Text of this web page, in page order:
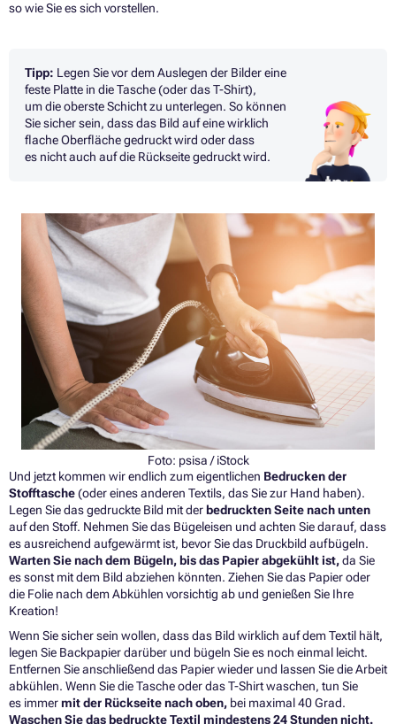
so wie Sie es sich vorstellen.
Tipp: Legen Sie vor dem Auslegen der Bilder eine
feste Platte in die Tasche (oder das T-Shirt),
um die oberste Schicht zu unterlegen. So können
Sie sicher sein, dass das Bild auf eine wirklich
flache Oberfläche gedruckt wird oder dass
es nicht auch auf die Rückseite gedruckt wird.
Foto: psisa / iStock
Und jetzt kommen wir endlich zum eigentlichen Bedrucken der
Stofftasche(oder eines anderen Textils, das Sie zur Hand haben).
Legen Sie das gedruckte Bild mit der bedruckten Seite nach unten
auf den Stoff. Nehmen Sie das Bügeleisen und achten Sie darauf, dass
es ausreichend aufgewärmt ist, bevor Sie das Druckbild aufbügeln.
Warten Sie nach dem Bügeln, bis das Papier abgekühlt ist,da Sie
es sonst mit dem Bild abziehen könnten. Ziehen Sie das Papier oder
die Folie nach dem Abkühlen vorsichtig ab und genießen Sie Ihre
Kreation!
Wenn Sie sicher sein wollen, dass das Bild wirklich auf dem Textil hält,
legen Sie Backpapier darüber und bügeln Sie es noch einmal leicht.
Entfernen Sie anschließend das Papier wieder und lassen Sie die Arbeit
abkühlen. Wenn Sie die Tasche oder das T-Shirt waschen, tun Sie
es immermit der Rückseite nach oben, bei maximal 40 Grad.
Waschen Sie das bedruckte Textil mindestens 24 Stunden nicht.